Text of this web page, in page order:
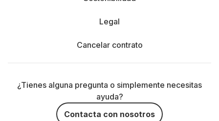
Legal
Cancelar contrato
¿Tienes alguna pregunta o simplemente necesitas
ayuda?
Contacta con nosotros